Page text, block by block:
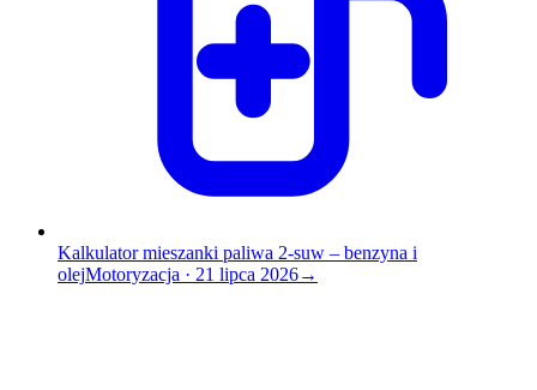
Kalkulator mieszanki paliwa 2-suw – benzyna i
olejMotoryzacja · 21 lipca 2026→